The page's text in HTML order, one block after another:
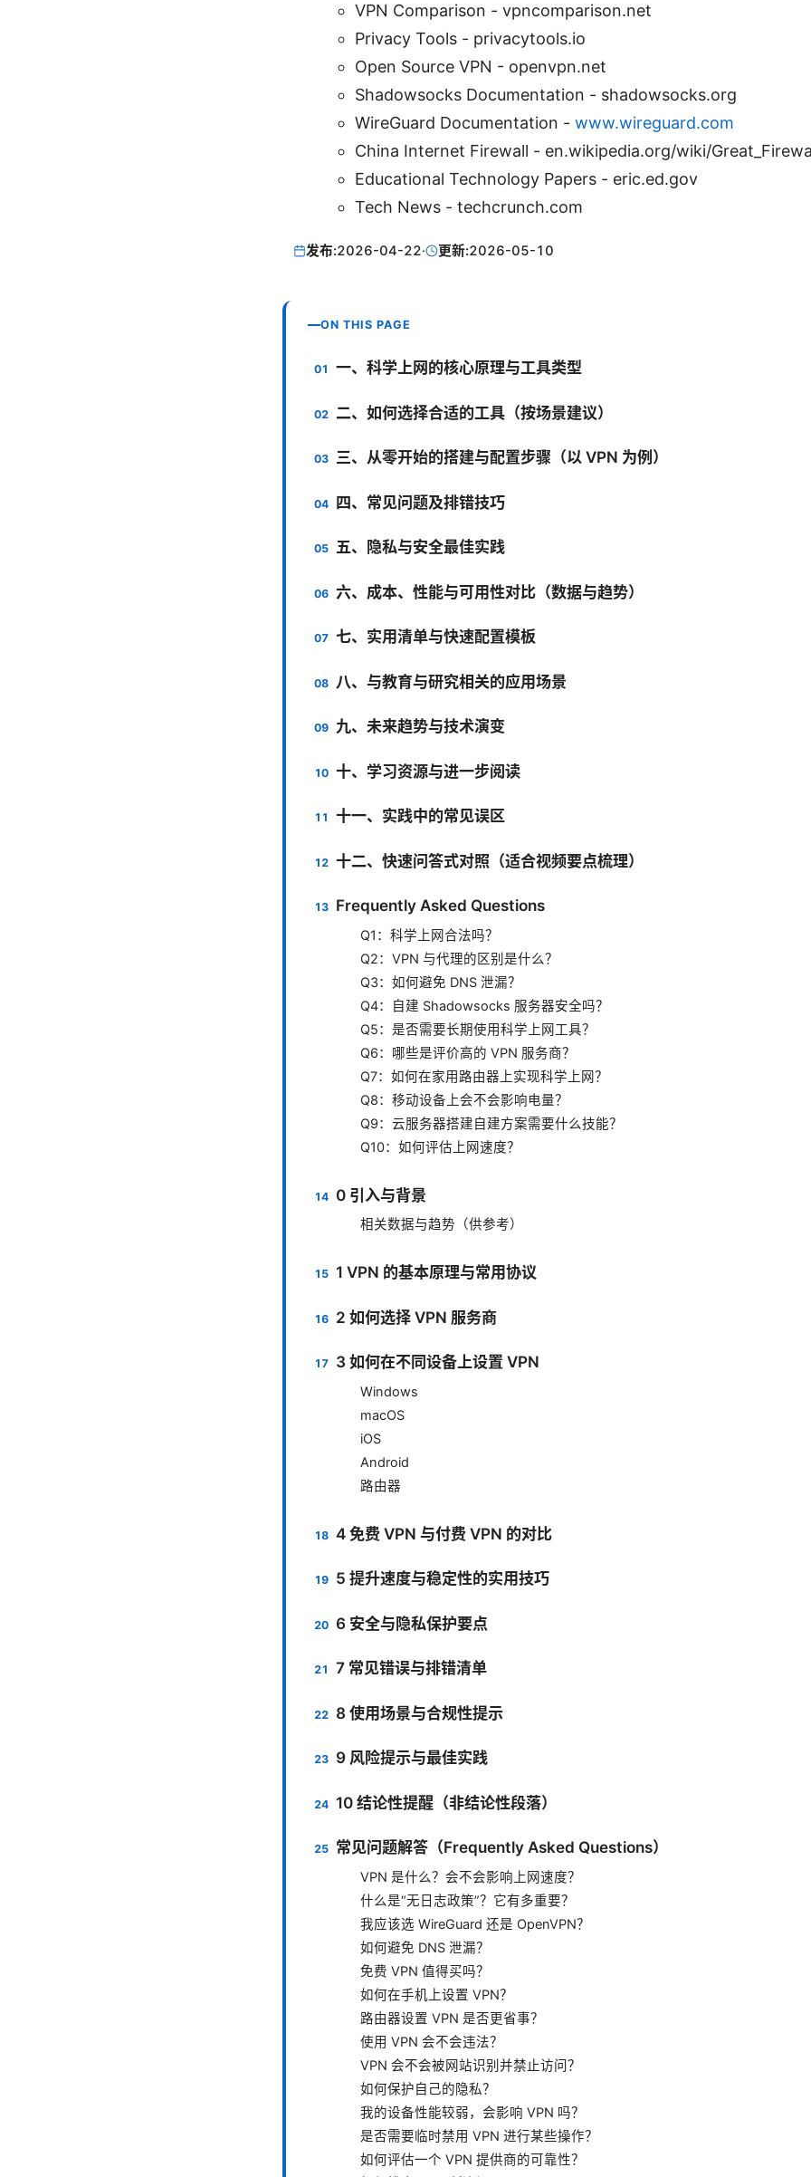
VPN Comparison - vpncomparison.net
Privacy Tools - privacytools.io
Open Source VPN - openvpn.net
Shadowsocks Documentation - shadowsocks.org
WireGuard Documentation - www.wireguard.com
China Internet Firewall - en.wikipedia.org/wiki/
Educational Technology Papers - eric.ed.gov
Tech News - techcrunch.com
发布:2026-04-22· 更新:2026-05-10
ON THIS PAGE
一、科学上网的核心原理与工具类型
二、如何选择合适的工具（按场景建议）
三、从零开始的搭建与配置步骤（以 VPN 为例）
四、常见问题及排错技巧
五、隐私与安全最佳实践
六、成本、性能与可用性对比（数据与趋势）
七、实用清单与快速配置模板
八、与教育与研究相关的应用场景
九、未来趋势与技术演变
十、学习资源与进一步阅读
十一、实践中的常见误区
十二、快速问答式对照（适合视频要点梳理）
Frequently Asked Questions
Q1：科学上网合法吗？
Q2：VPN 与代理的区别是什么？
Q3：如何避免 DNS 泄漏？
Q4：自建 Shadowsocks 服务器安全吗？
Q5：是否需要长期使用科学上网工具？
Q6：哪些是评价高的 VPN 服务商？
Q7：如何在家用路由器上实现科学上网？
Q8：移动设备上会不会影响电量？
Q9：云服务器搭建自建方案需要什么技能？
Q10：如何评估上网速度？
0 引入与背景
相关数据与趋势（供参考）
1 VPN 的基本原理与常用协议
2 如何选择 VPN 服务商
3 如何在不同设备上设置 VPN
Windows
macOS
iOS
Android
路由器
4 免费 VPN 与付费 VPN 的对比
5 提升速度与稳定性的实用技巧
6 安全与隐私保护要点
7 常见错误与排错清单
8 使用场景与合规性提示
9 风险提示与最佳实践
10 结论性提醒（非结论性段落）
常见问题解答（Frequently Asked Questions）
VPN 是什么？会不会影响上网速度？
什么是“无日志政策”？它有多重要？
我应该选 WireGuard 还是 OpenVPN？
如何避免 DNS 泄漏？
免费 VPN 值得买吗？
如何在手机上设置 VPN？
路由器设置 VPN 是否更省事？
使用 VPN 会不会违法？
VPN 会不会被网站识别并禁止访问？
如何保护自己的隐私？
我的设备性能较弱，会影响 VPN 吗？
是否需要临时禁用 VPN 进行某些操作？
如何评估一个 VPN 提供商的可靠性？